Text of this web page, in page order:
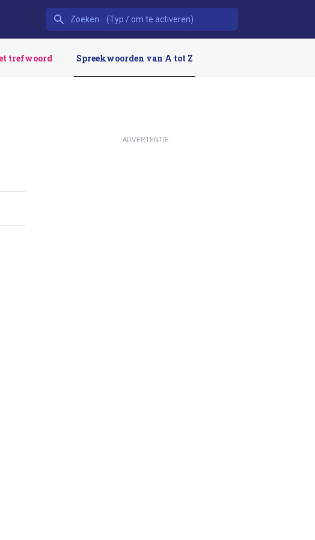
trefwoord Spreekwoorden van A tot Z
ADVERTENTIE